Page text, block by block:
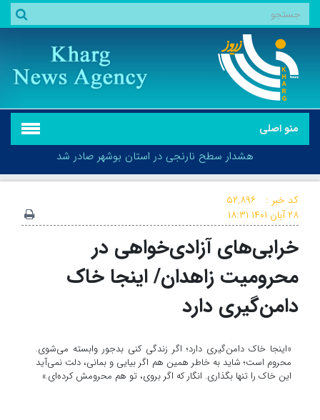
منو اصلی
هشدار سطح نارنجی در استان بوشهر صادر شد
هشدار سطح نارنجی در استان بوشهر صادر شد
کد خبر :
۵۲,۸۹۶
۲۸ آبان ۱۴۰۱
۱۸:۳۱
خرابی‌های آزادی‌خواهی در
محرومیت زاهدان/ اینجا خاک
دامن‌گیری دارد
«اینجا خاک دامن‌گیری دارد؛ اگر زندگی کنی بدجور وابسته می‌شوی.
محروم است؛ شاید به خاطر همین هم اگر بیایی و بمانی، دلت نمی‌آید
این خاک را تنها بگذاری. انگار که اگر بروی، تو هم محرومش کرده‌ای.»